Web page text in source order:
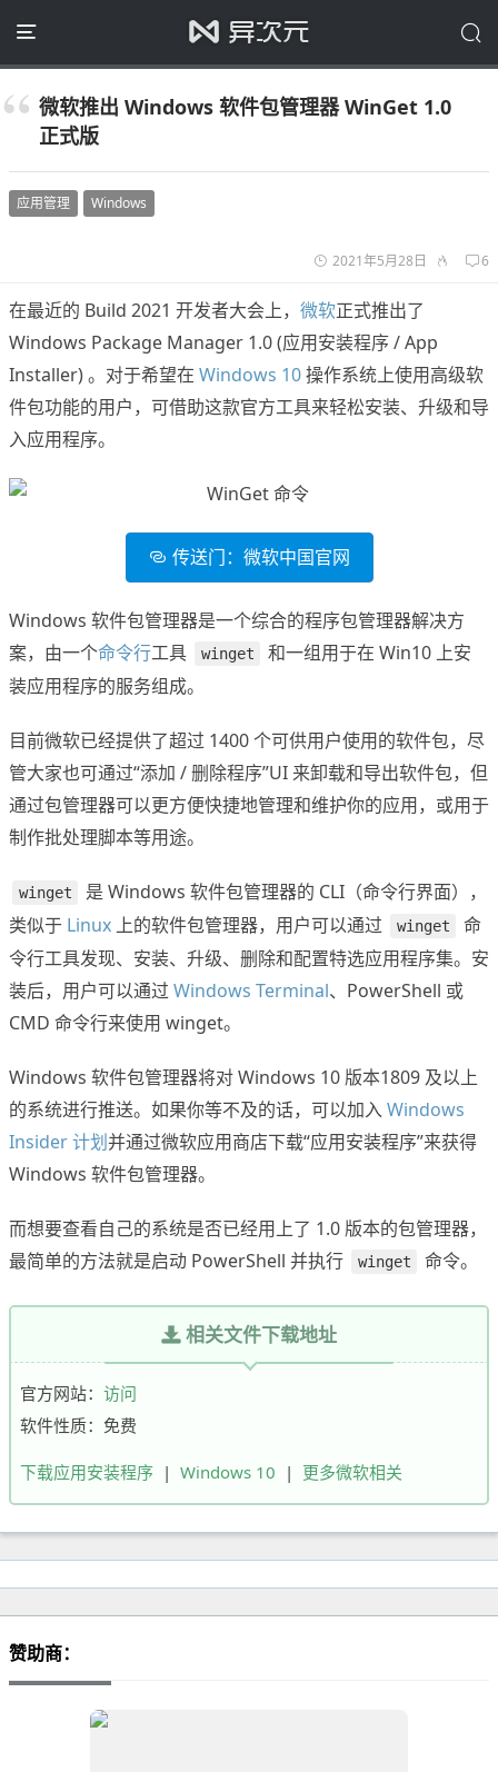
微软推出 Windows 软件包管理器 WinGet 1.0
正式版
应用管理 Windows
2021年5月28日 6
在最近的 Build 2021 开发者大会上， 微软正式推出了
Windows Package Manager 1.0 (应用安装程序 / App
Installer) 。对于希望在 Windows 10操作系统上使用高级软
件包功能的用户，可借助这款官方工具来轻松安装、升级和导
入应用程序。
传送门：微软中国官网
Windows 软件包管理器是一个综合的程序包管理器解决方
案，由一个命令行工具 winget
和一组用于在 Win10 上安
装应用程序的服务组成。
目前微软已经提供了超过 1400 个可供用户使用的软件包，尽
管大家也可通过“添加 / 删除程序”UI 来卸载和导出软件包，但
通过包管理器可以更方便快捷地管理和维护你的应用，或用于
制作批处理脚本等用途。
winget
是 Windows 软件包管理器的 CLI（命令行界面），
类似于 Linux 上的软件包管理器，用户可以通过 winget
命
令行工具发现、安装、升级、删除和配置特选应用程序集。安
装后，用户可以通过 Windows Terminal、PowerShell 或
CMD 命令行来使用 winget。
Windows 软件包管理器将对 Windows 10 版本1809 及以上
的系统进行推送。如果你等不及的话，可以加入 Windows
Insider 计划并通过微软应用商店下载“应用安装程序”来获得
Windows 软件包管理器。
而想要查看自己的系统是否已经用上了 1.0 版本的包管理器，
最简单的方法就是启动 PowerShell 并执行
winget 命令。
相关文件下载地址
官方网站： 访问
软件性质：免费
下载应用安装程序 | Windows 10 | 更多微软相关
赞助商：